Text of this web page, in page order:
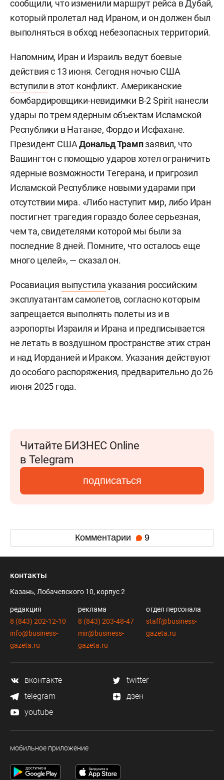
сообщили, что изменили маршрут рейса в Дубай,
который пролетал над Ираном, и он должен был
выполняться в обход небезопасных территорий.
Напомним, Иран и Израиль ведут боевые
действия с 13 июня. Сегодня ночью США
вступили в этот конфликт. Американские
бомбардировщики-невидимки B-2 Spirit нанесли
удары по трем ядерным объектам Исламской
Республики в Натанзе, Фордо и Исфахане.
Президент СШАДональд Трампзаявил, что
Вашингтон с помощью ударов хотел ограничить
ядерные возможности Тегерана, и пригрозил
Исламской Республике новыми ударами при
отсутствии мира. «Либо наступит мир, либо Иран
постигнет трагедия гораздо более серьезная,
чем та, свидетелями которой мы были за
последние 8 дней. Помните, что осталось еще
много целей», — сказал он.
Росавиация выпустила указания российским
эксплуатантам самолетов, согласно которым
запрещается выполнять полеты из и в
аэропорты Израиля и Ирана и предписывается
не летать в воздушном пространстве этих стран
и над Иорданией и Ираком. Указания действуют
до особого распоряжения, предварительно до 26
июня 2025 года.
Читайте БИЗНЕС Online
в Telegram
подписаться
Комментарии 9
контакты
Казань, Лобачевского 10, корпус 2
редакция
8 (843) 202-12-10
info@business-
gazeta.ru
реклама
8 (843) 203-48-47
mir@business-
gazeta.ru
отдел персонала
staff@business-
gazeta.ru
вконтакте
twitter
telegram
дзен
youtube
мобильное приложение